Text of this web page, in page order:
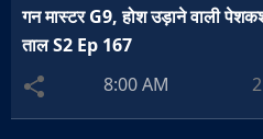
गन मास्टर G9, होश उड़ाने वाली
ताल S2 Ep 167
8:00 AM